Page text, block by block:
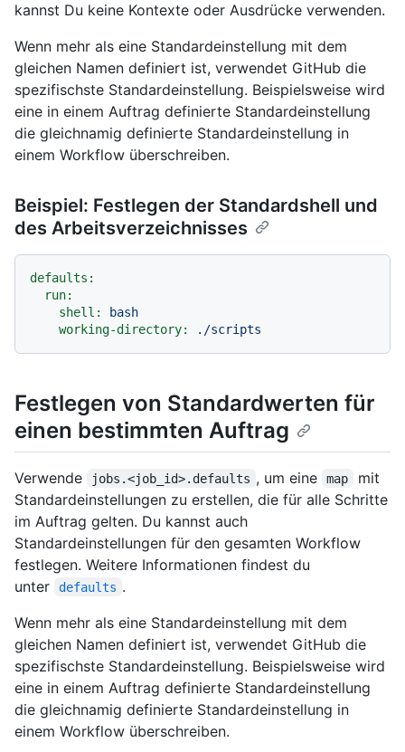
kannst Du keine Kontexte oder Ausdrücke verwenden.
Wenn mehr als eine Standardeinstellung mit dem
gleichen Namen definiert ist, verwendet GitHub die
spezifischste Standardeinstellung. Beispielsweise wird
eine in einem Auftrag definierte Standardeinstellung
die gleichnamig definierte Standardeinstellung in
einem Workflow überschreiben.
Beispiel: Festlegen der Standardshell und
des Arbeitsverzeichnisses
defaults:
run:
shell:
bash
working-directory:
./scripts
Festlegen von Standardwerten für
einen bestimmten Auftrag
Verwende jobs.<job_id>.defaults , um eine map
mit
Standardeinstellungen zu erstellen, die für alle Schritte
im Auftrag gelten. Du kannst auch
Standardeinstellungen für den gesamten Workflow
festlegen. Weitere Informationen findest du
unter
defaults .
Wenn mehr als eine Standardeinstellung mit dem
gleichen Namen definiert ist, verwendet GitHub die
spezifischste Standardeinstellung. Beispielsweise wird
eine in einem Auftrag definierte Standardeinstellung
die gleichnamig definierte Standardeinstellung in
einem Workflow überschreiben.